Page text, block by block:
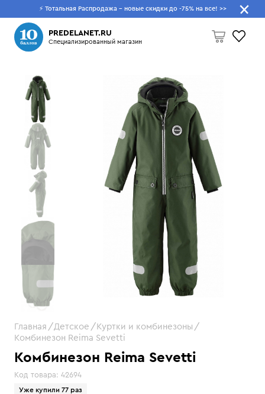
⚡ Тотальная Распродажа - новые скидки до -75% на все! >>
PREDELANET.RU
Специализированный магазин
Пусто
Что будем искать?
Комбинезон Reima Sevetti
Код товара: 42694
Уже купили 77 раз
Главная Детское
Куртки и комбинезоны
Комбинезон Reima Sevetti